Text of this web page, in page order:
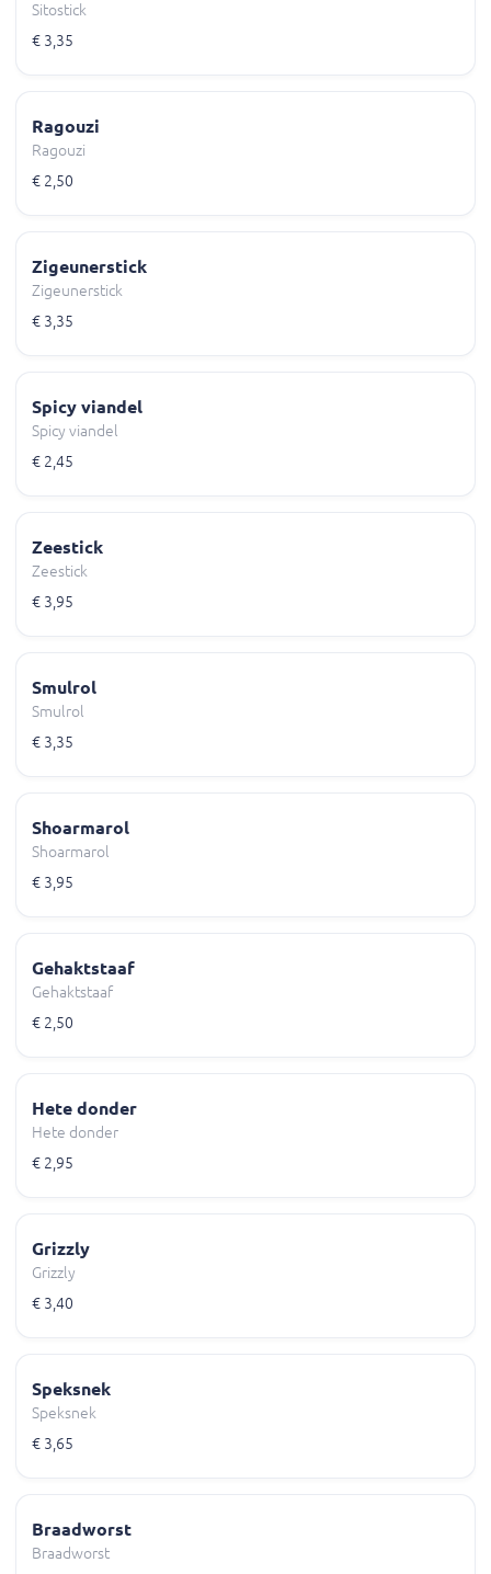
Sitostick
€ 3,35
Ragouzi
Ragouzi
€ 2,50
Zigeunerstick
Zigeunerstick
€ 3,35
Spicy viandel
Spicy viandel
€ 2,45
Zeestick
Zeestick
€ 3,95
Smulrol
Smulrol
€ 3,35
Shoarmarol
Shoarmarol
€ 3,95
Gehaktstaaf
Gehaktstaaf
€ 2,50
Hete donder
Hete donder
€ 2,95
Grizzly
Grizzly
€ 3,40
Speksnek
Speksnek
€ 3,65
Braadworst
Braadworst